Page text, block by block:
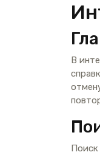
В
Поиск